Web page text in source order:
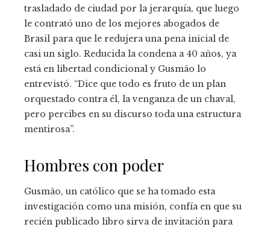
trasladado de ciudad por la jerarquía, que luego
le contrató uno de los mejores abogados de
Brasil para que le redujera una pena inicial de
casi un siglo. Reducida la condena a 40 años, ya
está en libertad condicional y Gusmão lo
entrevistó. “Dice que todo es fruto de un plan
orquestado contra él, la venganza de un chaval,
pero percibes en su discurso toda una estructura
mentirosa”.
Hombres con poder
Gusmão, un católico que se ha tomado esta
investigación como una misión, confía en que su
recién publicado libro sirva de invitación para